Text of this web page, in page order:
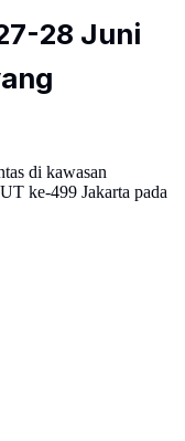
28 Juni
di kawasan
ke-499 Jakarta pada